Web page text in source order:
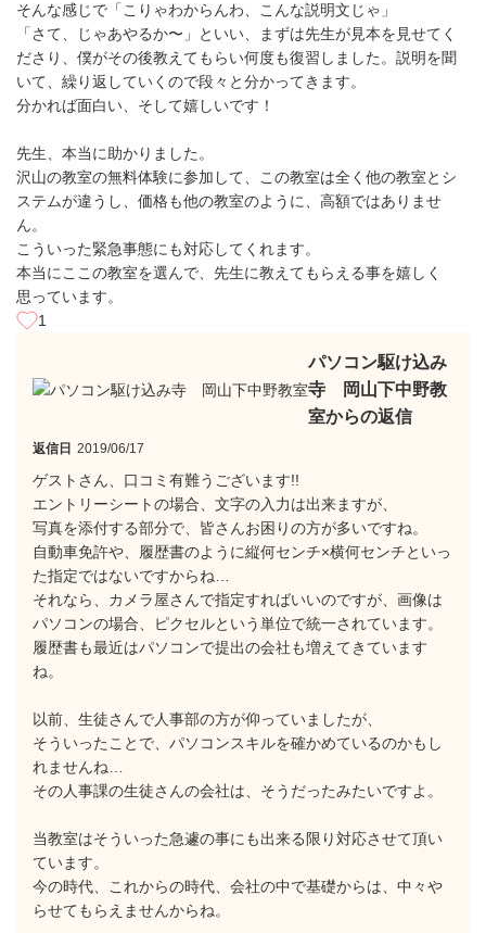
そんな感じで「こりゃわからんわ、こんな説明文じゃ」
「さて、じゃあやるか〜」といい、まずは先生が見本を見せてく
ださり、僕がその後教えてもらい何度も復習しました。説明を聞
いて、繰り返していくので段々と分かってきます。
分かれば面白い、そして嬉しいです！
先生、本当に助かりました。
沢山の教室の無料体験に参加して、この教室は全く他の教室とシ
ステムが違うし、価格も他の教室のように、高額ではありませ
ん。
こういった緊急事態にも対応してくれます。
本当にここの教室を選んで、先生に教えてもらえる事を嬉しく
思っています。
1
パソコン駆け込み
寺 岡山下中野教
室からの返信
返信日 2019/06/17
ゲストさん、口コミ有難うございます!!
エントリーシートの場合、文字の入力は出来ますが、
写真を添付する部分で、皆さんお困りの方が多いですね。
自動車免許や、履歴書のように縦何センチ×横何センチといっ
た指定ではないですからね…
それなら、カメラ屋さんで指定すればいいのですが、画像は
パソコンの場合、ピクセルという単位で統一されています。
履歴書も最近はパソコンで提出の会社も増えてきています
ね。
以前、生徒さんで人事部の方が仰っていましたが、
そういったことで、パソコンスキルを確かめているのかもし
れませんね…
その人事課の生徒さんの会社は、そうだったみたいですよ。
当教室はそういった急遽の事にも出来る限り対応させて頂い
ています。
今の時代、これからの時代、会社の中で基礎からは、中々や
らせてもらえませんからね。